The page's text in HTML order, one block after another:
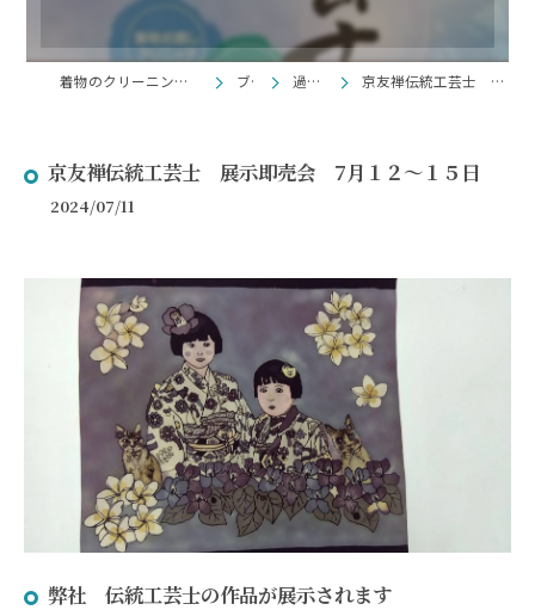
着物のクリーニングならきもの洗い リファイン ブログ 過去ブログ 京友禅伝統工芸士 展示即売会 7月１２～１５日
京友禅伝統工芸士 展示即売会 7月１２～１５日
2024/07/11
弊社 伝統工芸士の作品が展示されます